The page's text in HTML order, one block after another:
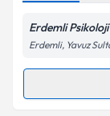
Metni
Erdemli Psikoloji
Erdemli, Yavuz